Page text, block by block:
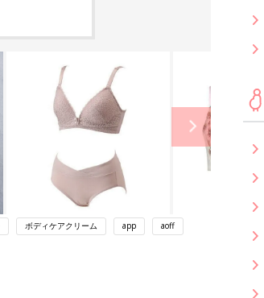
ボディケアクリーム app aoff